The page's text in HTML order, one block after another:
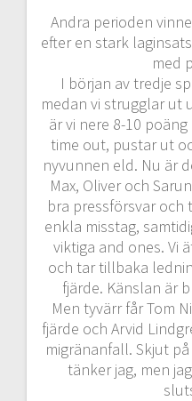
Andra perioden
efter en stark
med
I början av tredje
medan vi strugglar ut
är vi nere 8-10
time out, pustar ut
nyvunnen eld. Nu är
Max, Oliver och
bra pressförsvar
enkla misstag,
viktiga and ones. Vi
och tar tillbaka
fjärde. Känslan är
Men tyvärr får Tom
fjärde och Arvid
migränanfall. Skjut
tänker jag, men